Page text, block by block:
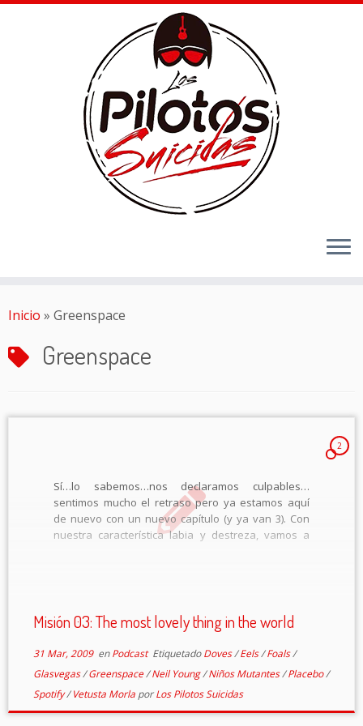
Inicio » Greenspace
Greenspace
2
Sí…lo sabemos…nos declaramos culpables…
sentimos mucho el retraso pero ya estamos aquí
de nuevo con un nuevo capítulo (y ya van 3). Con
nuestra característica labia y destreza, vamos a
Misión 03: The most lovely thing in the world
31 Mar, 2009enPodcast EtiquetadoDoves/Eels/Foals/
Glasvegas/Greenspace/Neil Young/Niños Mutantes/Placebo/
Spotify/Vetusta Morla porLos Pilotos Suicidas